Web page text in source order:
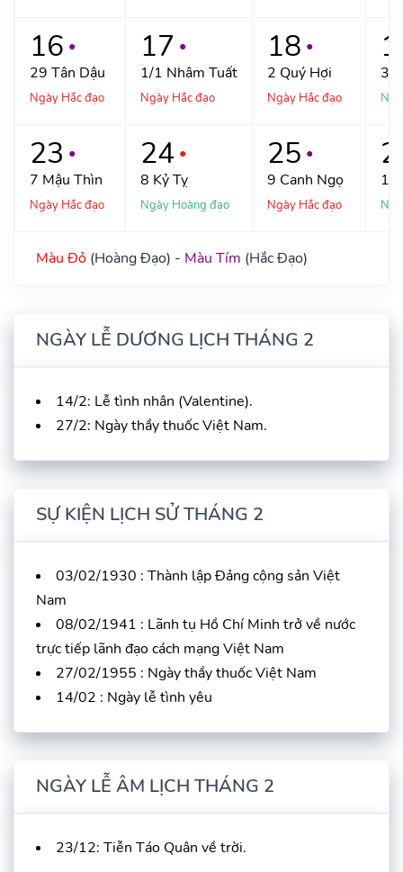
16 ●
29 Tân Dậu
Ngày Hắc đạo
17 ●
1/1 Nhâm Tuất
Ngày Hắc đạo
18 ●
2 Quý Hợi
Ngày Hắc đạo
3
23 ●
7 Mậu Thìn
Ngày Hắc đạo
24 ●
8 Kỷ Tỵ
Ngày Hoàng đạo
25 ●
9 Canh Ngọ
Ngày Hắc đạo
10
Màu Đỏ (Hoàng Đạo) - Màu Tím (Hắc Đạo)
NGÀY LỄ DƯƠNG LỊCH THÁNG 2
14/2: Lễ tình nhân (Valentine).
27/2: Ngày thầy thuốc Việt Nam.
SỰ KIỆN LỊCH SỬ THÁNG 2
03/02/1930 : Thành lập Đảng cộng sản Việt
Nam
08/02/1941 : Lãnh tụ Hồ Chí Minh trở về nước
trực tiếp lãnh đạo cách mạng Việt Nam
27/02/1955 : Ngày thầy thuốc Việt Nam
14/02 : Ngày lễ tình yêu
NGÀY LỄ ÂM LỊCH THÁNG 2
23/12: Tiễn Táo Quân về trời.